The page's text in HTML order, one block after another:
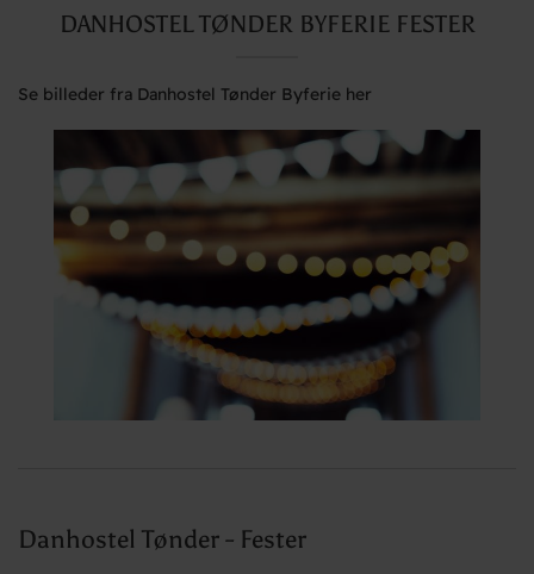
DANHOSTEL TØNDER BYFERIE FESTER
Se billeder fra Danhostel Tønder Byferie her
Danhostel Tønder - Fester